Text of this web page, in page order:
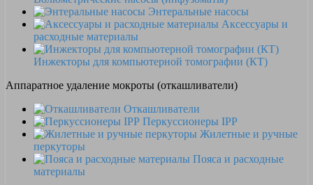
Энтеральные насосы
Аксессуары и
расходные материалы
Инжекторы для компьютерной томографии (КТ)
Аппаратное удаление мокроты (откашливатели)
Откашливатели
Перкуссионеры IPP
Жилетные и ручные
перкуторы
Пояса и расходные
материалы